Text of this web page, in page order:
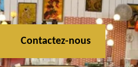
Contactez-nous